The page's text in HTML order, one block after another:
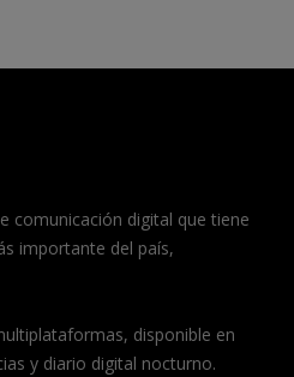
comunicación digital que tiene
importante del país,
disponible en
y diario digital nocturno.